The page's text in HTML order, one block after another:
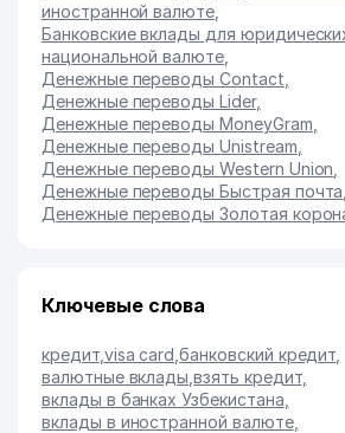
иностранной валюте
Банковские вклады для
национальной валюте
Денежные переводы Contact
Денежные переводы Lider,
Денежные переводы MoneyGram
Денежные переводы Unistream
Денежные переводы Western Union
Денежные переводы Быстрая почта
Денежные переводы Золотая
Ключевые слова
кредит, visa card ,банковский кредит
валютные вклады ,взять кредит,
вклады в банках Узбекистана
вклады в иностранной валюте,